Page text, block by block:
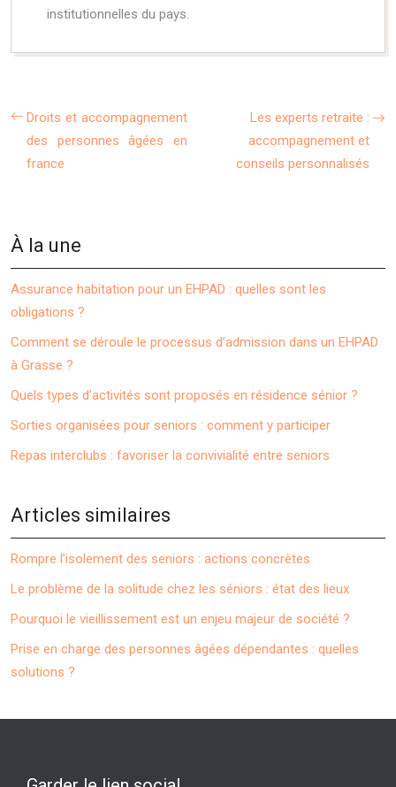
institutionnelles du pays.
Droits et accompagnement
des personnes âgées en
france
Les experts retraite :
accompagnement et
conseils personnalisés
À la une
Assurance habitation pour un EHPAD : quelles sont les
obligations ?
Comment se déroule le processus d’admission dans un EHPAD
à Grasse ?
Quels types d’activités sont proposés en résidence sénior ?
Sorties organisées pour seniors : comment y participer
Repas interclubs : favoriser la convivialité entre seniors
Articles similaires
Rompre l’isolement des seniors : actions concrètes
Le problème de la solitude chez les séniors : état des lieux
Pourquoi le vieillissement est un enjeu majeur de société ?
Prise en charge des personnes âgées dépendantes : quelles
solutions ?